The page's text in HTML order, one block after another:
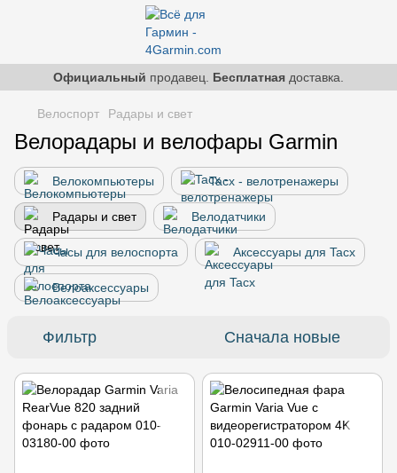
Официальный продавец. Бесплатная доставка.
Велоспорт Радары и свет
Велорадары и велофары Garmin
Велокомпьютеры Tacx - велотренажеры
Радары и свет Велодатчики
Часы для велоспорта Аксессуары для Tacx
Велоаксессуары
Фильтр Сначала новые